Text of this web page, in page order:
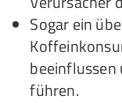
Sogar ein
beeinflussen
führen.